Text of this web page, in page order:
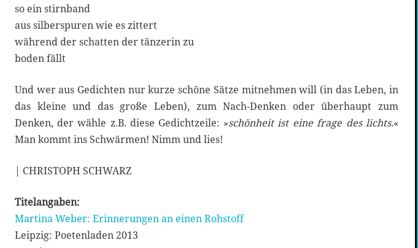
so ein stirnband
aus silberspuren wie es zittert
während der schatten der tänzerin zu
boden fällt
Und wer aus Gedichten nur kurze schöne Sätze mitnehmen will (in das Leben, in
das kleine und das große Leben), zum Nach-Denken oder überhaupt zum
Denken, der wähle z.B. diese Gedichtzeile: »schönheit ist eine frage des lichts.«
Man kommt ins Schwärmen! Nimm und lies!
| CHRISTOPH SCHWARZ
Titelangaben:
Martina Weber: Erinnerungen an einen Rohstoff
Leipzig: Poetenladen 2013